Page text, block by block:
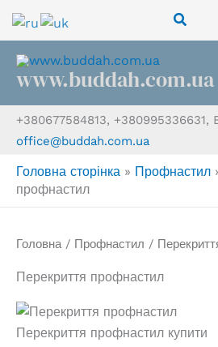
Перейти
до
вмісту
Пошук
www.buddah.com.ua
+380677584813, +380995336631,
office@buddah.com.ua
Головна сторінка » Профнастил
профнастил
Головна/ Профнастил /
Перекриття профнастил
Перекриття профнастил купити